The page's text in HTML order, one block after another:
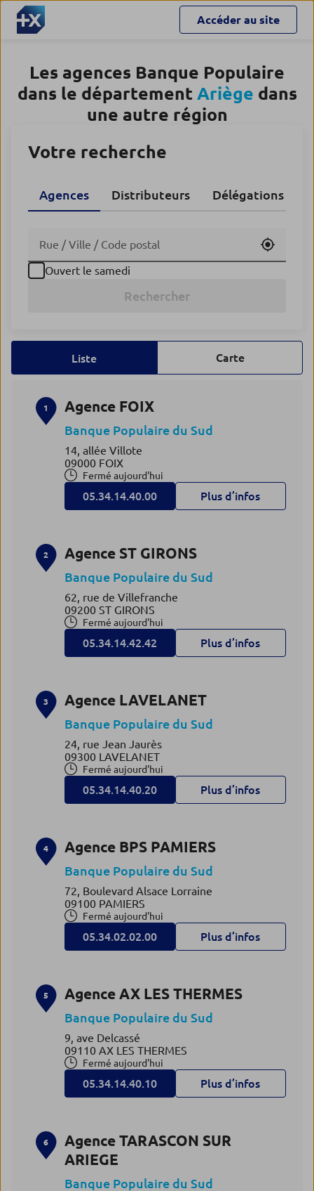
Accéder au site
Les agences Banque Populaire
dans le département Ariège dans
une autre région
Votre recherche
Agences Distributeurs Délégations
Utiliser
Ouvert le samedi
Rechercher
Liste Carte
1 Agence FOIX
Banque Populaire du Sud
14, allée Villote
09000 FOIX
Fermé aujourd'hui
05.34.14.40.00 Plus d’infos
2 Agence ST GIRONS
Banque Populaire du Sud
62, rue de Villefranche
09200 ST GIRONS
Fermé aujourd'hui
05.34.14.42.42 Plus d’infos
3 Agence LAVELANET
Banque Populaire du Sud
24, rue Jean Jaurès
09300 LAVELANET
Fermé aujourd'hui
05.34.14.40.20 Plus d’infos
4 Agence BPS PAMIERS
Banque Populaire du Sud
72, Boulevard Alsace Lorraine
09100 PAMIERS
Fermé aujourd'hui
05.34.02.02.00 Plus d’infos
5 Agence AX LES THERMES
Banque Populaire du Sud
9, ave Delcassé
09110 AX LES THERMES
Fermé aujourd'hui
05.34.14.40.10 Plus d’infos
6
Agence TARASCON SUR
ARIEGE
Banque Populaire du Sud